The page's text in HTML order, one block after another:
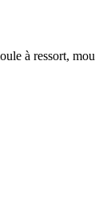
à ressort,